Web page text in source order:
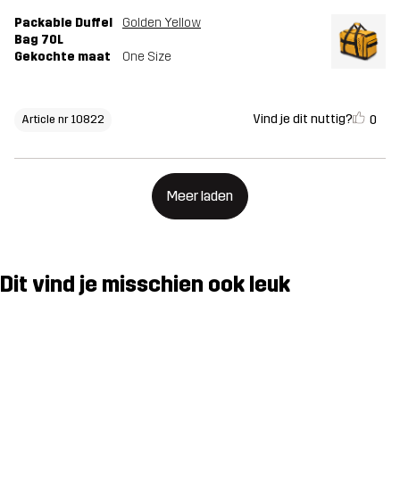
Packable Duffel
Bag 70L
Golden Yellow
Gekochte maat One Size
Article nr 10822 Vind je dit nuttig? 0
Meer laden
Dit vind je misschien ook leuk